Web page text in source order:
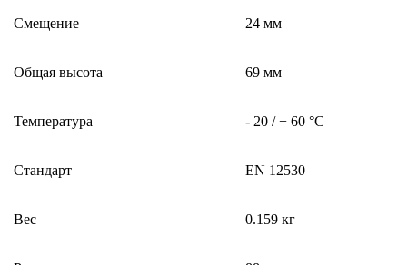
Смещение 24 мм
Общая высота 69 мм
Температура - 20 / + 60 °C
Стандарт EN 12530
Вес 0.159 кг